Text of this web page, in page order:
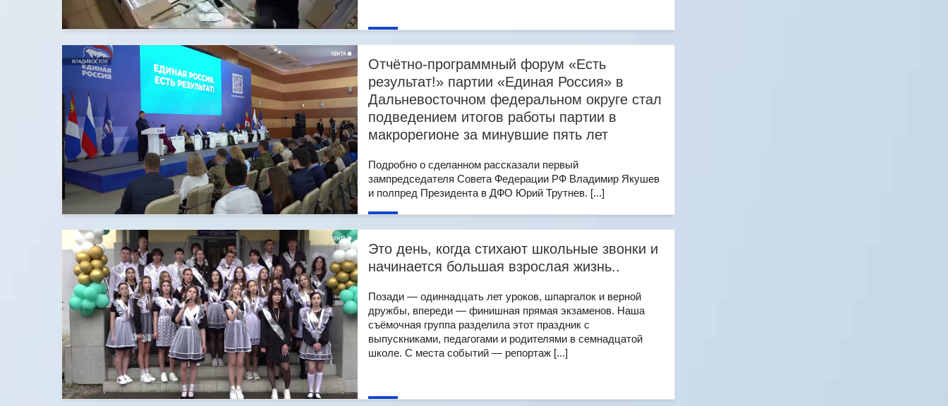
Отчётно-программный форум «Есть
результат!» партии «Единая Россия» в
Дальневосточном федеральном округе стал
подведением итогов работы партии в
макрорегионе за минувшие пять лет
Подробно о сделанном рассказали первый
зампредседателя Совета Федерации РФ Владимир Якушев
и полпред Президента в ДФО Юрий Трутнев. [...]
Это день, когда стихают школьные звонки и
начинается большая взрослая жизнь..
Позади — одиннадцать лет уроков, шпаргалок и верной
дружбы, впереди — финишная прямая экзаменов. Наша
съёмочная группа разделила этот праздник с
выпускниками, педагогами и родителями в семнадцатой
школе. С места событий — репортаж [...]